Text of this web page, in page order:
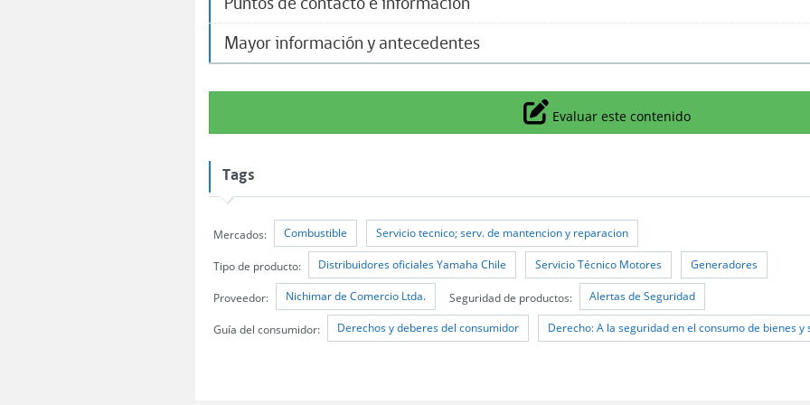
Mayor información y antecedentes
Icono
Evaluar este contenido
Tags
Mercados: Combustible Servicio tecnico; serv. de mantencion y reparacion
Tipo de producto: Distribuidores oficiales Yamaha Chile Servicio Técnico Motores Generadores
Proveedor: Nichimar de Comercio Ltda. Seguridad de productos: Alertas de Seguridad
Guía del consumidor: Derechos y deberes del consumidor Derecho: A la seguridad en el consumo de bienes y